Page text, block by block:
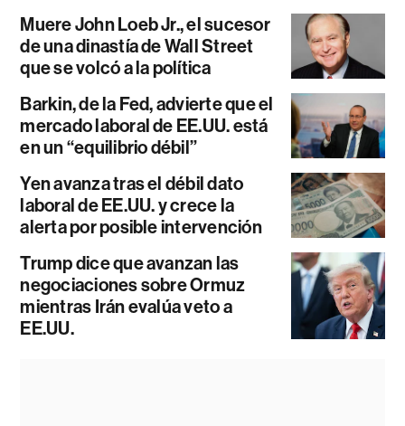
Muere John Loeb Jr., el sucesor
de una dinastía de Wall Street
que se volcó a la política
Barkin, de la Fed, advierte que el
mercado laboral de EE.UU. está
en un “equilibrio débil”
Yen avanza tras el débil dato
laboral de EE.UU. y crece la
alerta por posible intervención
Trump dice que avanzan las
negociaciones sobre Ormuz
mientras Irán evalúa veto a
EE.UU.